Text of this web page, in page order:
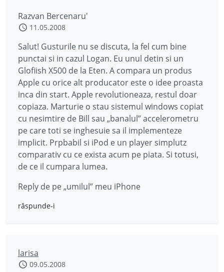
Razvan Bercenaru'
11.05.2008
Salut! Gusturile nu se discuta, la fel cum bine
punctai si in cazul Logan. Eu unul detin si un
Glofiish X500 de la Eten. A compara un produs
Apple cu orice alt producator este o idee proasta
inca din start. Apple revolutioneaza, restul doar
copiaza. Marturie o stau sistemul windows copiat
cu nesimtire de Bill sau „banalul” accelerometru
pe care toti se inghesuie sa il implementeze
implicit. Prpbabil si iPod e un player simplutz
comparativ cu ce exista acum pe piata. Si totusi,
de ce il cumpara lumea.
Reply de pe „umilul” meu iPhone
răspunde-i
larisa
09.05.2008